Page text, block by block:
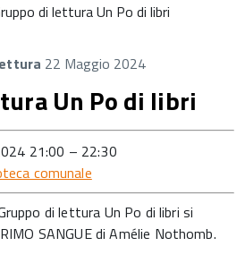
di lettura Un Po di libri
22 Maggio 2024
Un Po di libri
21:00 – 22:30
comunale
di lettura Un Po di libri si
SANGUE di Amélie Nothomb.